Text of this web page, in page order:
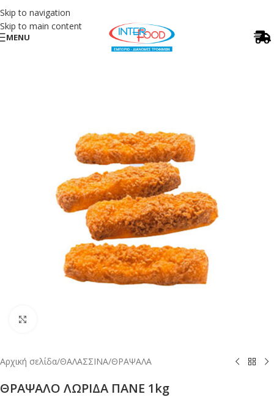
Skip to navigation
Skip to main content
MENU
Αρχική σελίδα/ΘΑΛΑΣΣΙΝΑ/ΘΡΑΨΑΛΑ
ΘΡΑΨΑΛΟ ΛΩΡΙΔΑ ΠΑΝΕ 1kg